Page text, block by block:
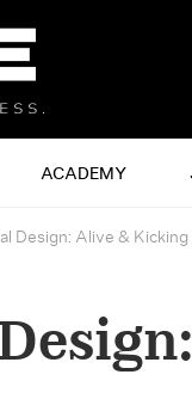
ACADEMY
Design: Alive & Kicking